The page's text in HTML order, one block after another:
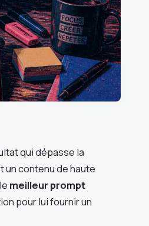
qui dépasse la
contenu de haute
meilleur prompt
pour lui fournir un